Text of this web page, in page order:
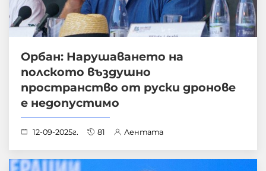
Орбан: Нарушаването на
полското въздушно
пространство от руски дронове
е недопустимо
12-09-2025г. 81 Лентата